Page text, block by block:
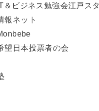
＆ビジネス勉強会江戸スタ
報ネット
望日本投票者の会